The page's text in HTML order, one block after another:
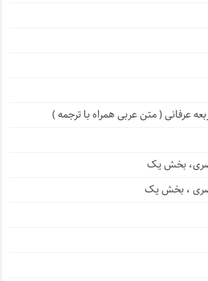
عرفانی ( متن عربی همراه با ترجمه )
بخش یک
، بخش یک